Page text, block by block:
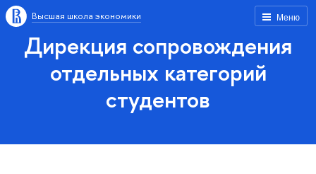
Меню
Высшая школа экономики
Дирекция сопровождения
отдельных категорий
студентов